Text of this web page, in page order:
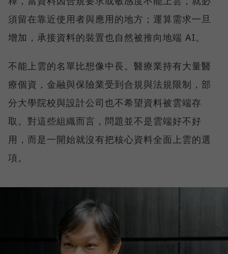
須留在靠近使用者與應用的地方；運算需求一旦
增加，承接資料的裝置也自然被推向地端 AI。
不能上雲的名單比想像中長。醫療業持有大量醫
療個資，金融與保險業受到合規與法規限制，部
分大學院校與設計公司也不希望資料被雲端存
取。對這些組織而言，問題並不是雲端好不好
用，而是一開始就沒有把核心資料全面上雲的選
項。